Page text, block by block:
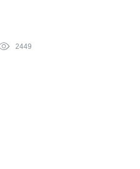
2449